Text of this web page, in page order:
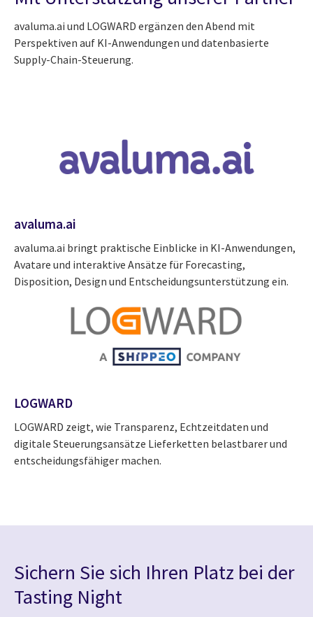
avaluma.ai und LOGWARD ergänzen den Abend mit
Perspektiven auf KI-Anwendungen und datenbasierte
Supply-Chain-Steuerung.
avaluma.ai
avaluma.ai bringt praktische Einblicke in KI-Anwendungen,
Avatare und interaktive Ansätze für Forecasting,
Disposition, Design und Entscheidungsunterstützung ein.
LOGWARD
LOGWARD zeigt, wie Transparenz, Echtzeitdaten und
digitale Steuerungsansätze Lieferketten belastbarer und
entscheidungsfähiger machen.
Sichern Sie sich Ihren Platz bei der
Tasting Night